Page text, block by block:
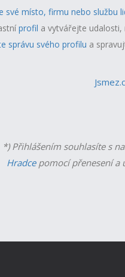
své místo, firmu nebo službu
profil a vytvářejte udalosti,
správu svého profilu a
*) Přihlášením souhlasíte s
Hradcepomocí přenesení a